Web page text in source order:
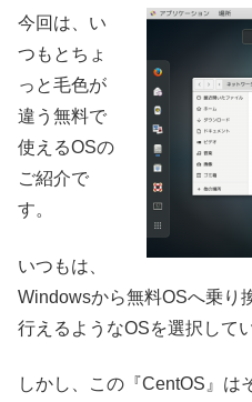
今回は、い
つもとちょ
っと毛色が
違う無料で
使えるOSの
ご紹介で
す。
いつもは、
Windowsから無料OSへ乗り
行えるようなOSを選択して
しかし、この『CentOS』は